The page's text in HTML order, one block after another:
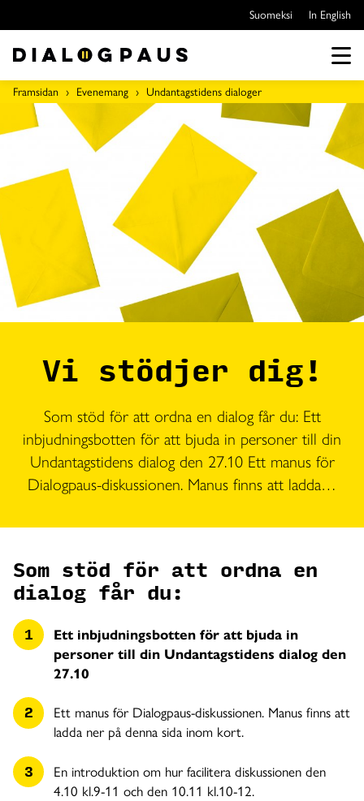
över
innehållet
Suomeksi In English
Framsidan Evenemang Undantagstidens dialoger
Vi stödjer dig!
Som stöd för att ordna en dialog får du: Ett
inbjudningsbotten för att bjuda in personer till din
Undantagstidens dialog den 27.10 Ett manus för
Dialogpaus-diskussionen. Manus finns att ladda…
Som stöd för att ordna en
dialog får du:
Ett inbjudningsbotten för att bjuda in
personer till din Undantagstidens dialog den
27.10
Ett manus för Dialogpaus-diskussionen. Manus finns att
ladda ner på denna sida inom kort.
En introduktion om hur facilitera diskussionen den
4.10 kl.9-11 och den 10.11 kl.10-12.